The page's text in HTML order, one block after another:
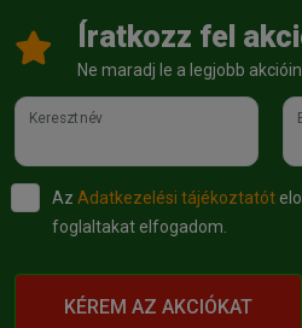
Íratkozz fel
Ne maradj le a legjobb
Keresztnév
Az Adatkezelési tájékoztatót
foglaltakat elfogadom.
KÉREM AZ AKCIÓKAT